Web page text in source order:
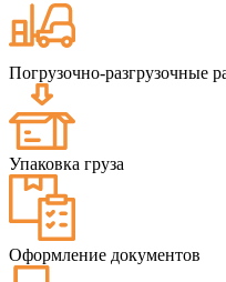
Погрузочно-разгрузочные
Упаковка груза
Оформление документов